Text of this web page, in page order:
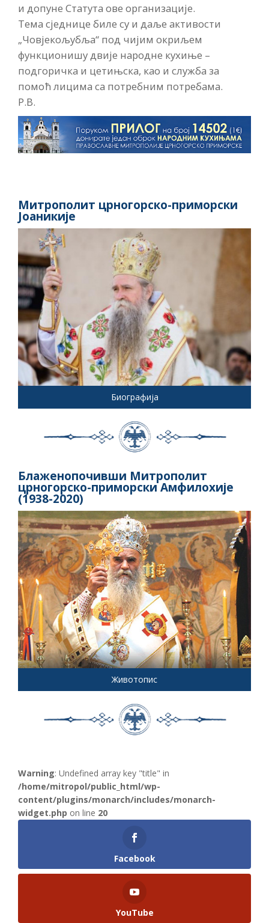
и допуне Статута ове организације.
Тема сједнице биле су и даље активости
„Човјекољубља“ под чијим окриљем
функционишу двије народне кухиње –
подгоричка и цетињска, као и служба за
помоћ лицима са потребним потребама.
Р.В.
Митрополит црногорско-приморски
Јоаникије
Биографија
Блаженопочивши Митрополит
црногорско-приморски Амфилохије
(1938-2020)
Животопис
Warning: Undefined array key "title" in
/home/mitropol/public_html/wp-
content/plugins/monarch/includes/monarch-
widget.php on line 20
Facebook
YouTube